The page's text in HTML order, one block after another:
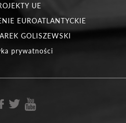
UE
EUROATLANTYCKIE
GOLISZEWSKI
prywatności